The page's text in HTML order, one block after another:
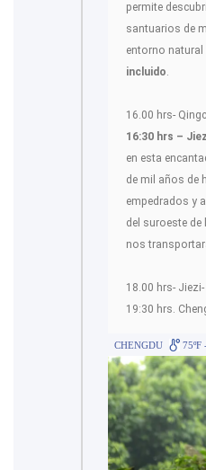
permite
santuarios de
entorno natural
incluido.
16.00 hrs-
16:30 hrs –
en esta
de mil años de
empedrados y
del suroeste de
nos
18.00 hrs-
19:30 hrs.
CHENGDU 75ºF